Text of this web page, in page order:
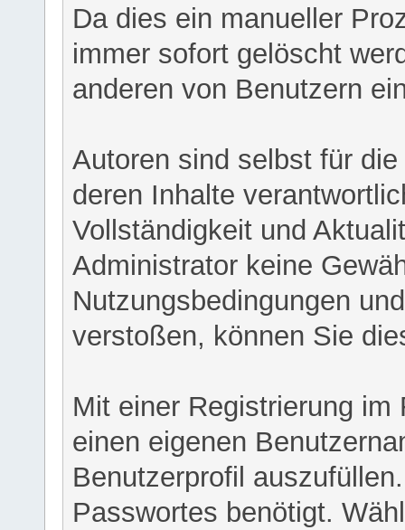
Da dies ein manueller
immer sofort gelöscht
anderen von Benutzern
Autoren sind selbst für
deren Inhalte
Vollständigkeit und
Administrator keine
Nutzungsbedingungen
verstoßen, können Sie
Mit einer Registrierung
einen eigenen
Benutzerprofil
Passwortes benötigt.